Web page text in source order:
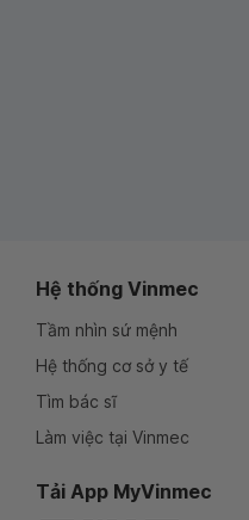
Hệ thống Vinmec
Tầm nhìn sứ mệnh
Hệ thống cơ sở y tế
Tìm bác sĩ
Làm việc tại Vinmec
Tải App MyVinmec